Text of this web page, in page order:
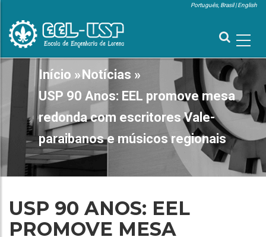
para
principal
Português, Brasil English
TRILHA
DE
NAVEGAÇÃO
Início » Notícias »
USP 90 Anos: EEL promove mesa
redonda com escritores Vale-
paraibanos e músicos regionais
USP 90 ANOS: EEL
PROMOVE MESA